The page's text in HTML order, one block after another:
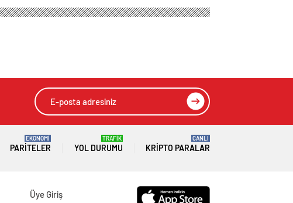
açıklaması!
PARITELER
EKONOMİ
YOL DURUMU
TRAFİK
KRIPTO PARALAR
CANLI
Üye Giriş